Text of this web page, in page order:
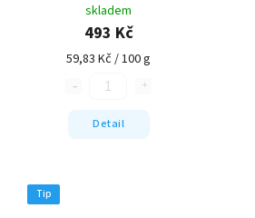
skladem
493 Kč
59,83 Kč / 100 g
Detail
Tip